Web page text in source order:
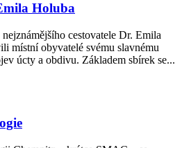
Holuba
cestovatele Dr. Emila
místní obyvatelé svému slavnému
úcty a obdivu. Základem sbírek se...